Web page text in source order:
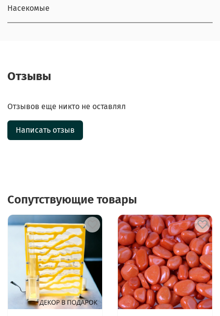
Насекомые
Отзывы
Отзывов еще никто не оставлял
Написать отзыв
Сопутствующие товары